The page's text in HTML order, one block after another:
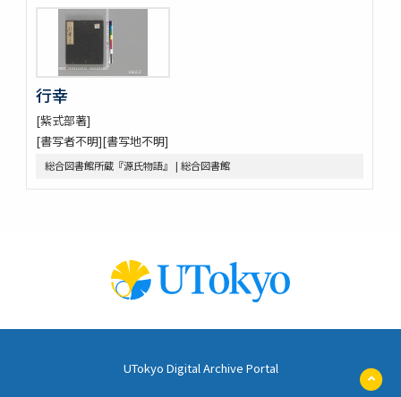
行幸
[紫式部著]
[書写者不明][書写地不明]
総合図書館所蔵『源氏物語』 | 総合図書館
UTokyo Digital Archive Portal
ペ